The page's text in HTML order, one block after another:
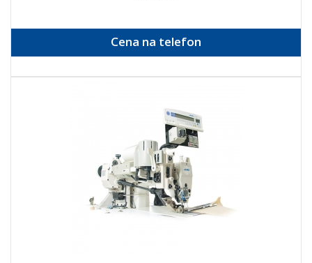
Cena na telefon